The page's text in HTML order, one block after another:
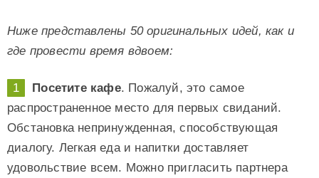
Ниже представлены 50 оригинальных идей, как и
где провести время вдвоем:
Посетите кафе. Пожалуй, это самое
распространенное место для первых свиданий.
Обстановка непринужденная, способствующая
диалогу. Легкая еда и напитки доставляет
удовольствие всем. Можно пригласить партнера